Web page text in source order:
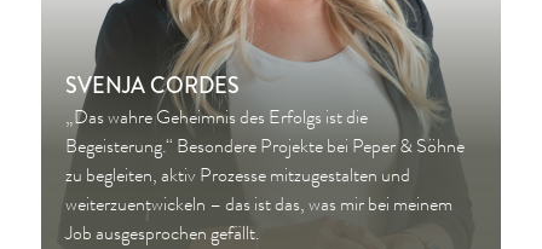
SVENJA CORDES
„Das wahre Geheimnis des Erfolgs ist die
Begeisterung.“ Besondere Projekte bei Peper & Söhne
zu begleiten, aktiv Prozesse mitzugestalten und
weiterzuentwickeln – das ist das, was mir bei meinem
Job ausgesprochen gefällt.